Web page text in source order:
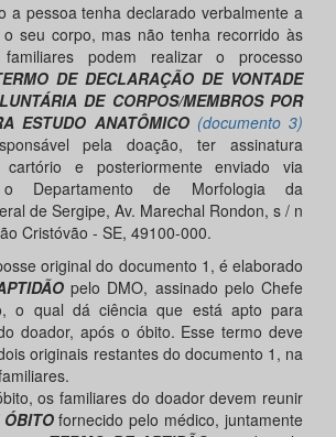
a pessoa tenha declarado verbalmente a
seu corpo, mas não tenha recorrido às
podem realizar o processo
DE DECLARAÇÃO DE VONTADE
DE CORPOS/MEMBROS POR
ESTUDO ANATÔMICO (documento 3)
pela doação, ter assinatura
cartório e posteriormente enviado via
Departamento de Morfologia da
de Sergipe, Av. Marechal Rondon, s / n
Cristóvão - SE, 49100-000.
original do documento 1, é elaborado
pelo DMO, assinado pelo Chefe
o qual dá ciência que está apto para
doador, após o óbito. Esse termo deve
originais restantes do documento 1, na
os familiares do doador devem reunir
ÓBITOfornecido pelo médico, juntamente